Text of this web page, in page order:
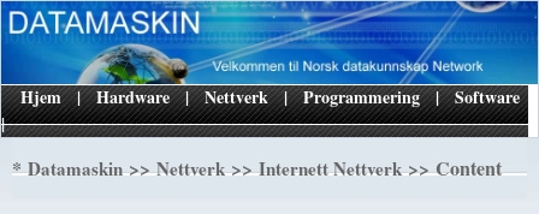
|
Hjem | Hardware | Nettverk | Programmering | Software
*Datamaskin>>Nettverk>>Internett Nettverk>> Content